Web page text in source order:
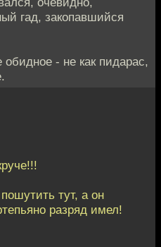
гад, закопавшийся
обидное - не как пидарас,
тут, а он
разряд имел!